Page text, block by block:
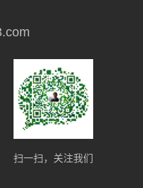
扫一扫，关注我们